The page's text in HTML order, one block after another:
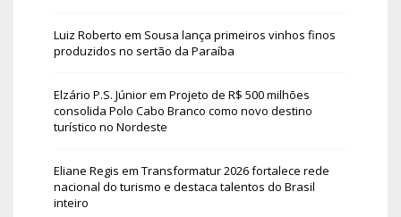
Luiz Roberto em Sousa lança primeiros vinhos finos
produzidos no sertão da Paraíba
Elzário P.S. Júniorem Projeto de R$ 500 milhões
consolida Polo Cabo Branco como novo destino
turístico no Nordeste
Eliane Regis em Transformatur 2026 fortalece rede
nacional do turismo e destaca talentos do Brasil
inteiro